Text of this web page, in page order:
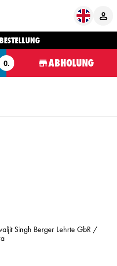
O. ABHOLUNG
Singh Berger Lehrte GbR /